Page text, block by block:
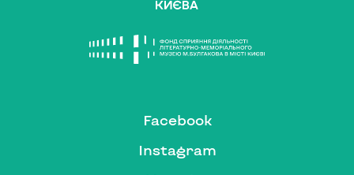
Facebook
Instagram